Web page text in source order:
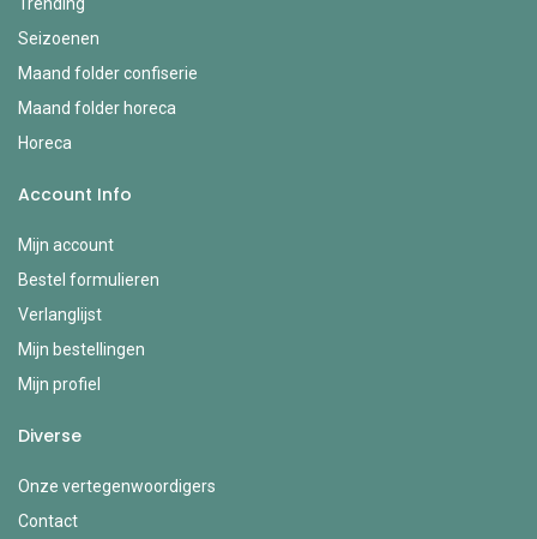
Seizoenen
Maand folder confiserie
Maand folder horeca
Horeca
Account Info
Mijn account
Bestel formulieren
Verlanglijst
Mijn bestellingen
Mijn profiel
Diverse
Onze vertegenwoordigers
Contact